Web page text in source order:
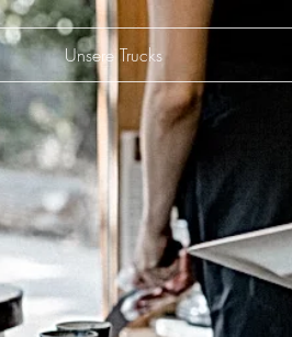
Unsere Trucks